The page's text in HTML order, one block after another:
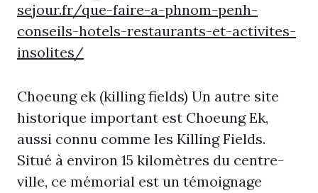
sejour.fr/que-faire-a-phnom-penh-
conseils-hotels-restaurants-et-activites-
insolites/
Choeung ek (killing fields) Un autre site
historique important est Choeung Ek,
aussi connu comme les Killing Fields.
Situé à environ 15 kilomètres du centre-
ville, ce mémorial est un témoignage